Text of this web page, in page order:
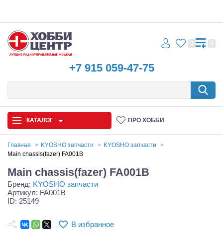
+7 915 059-47-75
0 0
КАТАЛОГ ПРО ХОББИ
Запчасти и аксессуары
Игрушки
Самолеты
Главная KYOSHO запчасти
KYOSHO запчасти
Main chassis(fazer) FA001B
Main chassis(fazer) FA001B
Бренд: KYOSHO запчасти
Артикул: FA001B
ID: 25149
В избранное